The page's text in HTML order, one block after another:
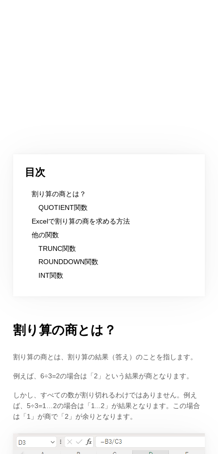
目次
割り算の商とは？
QUOTIENT関数
Excelで割り算の商を求める方法
他の関数
TRUNC関数
ROUNDDOWN関数
INT関数
割り算の商とは？
割り算の商とは、割り算の結果（答え）のことを指します。
例えば、6÷3=2の場合は「2」という結果が商となります。
しかし、すべての数が割り切れるわけではありません。例え
ば、5÷3=1…2の場合は「1...2」が結果となります。この場合
は「1」が商で「2」が余りとなります。